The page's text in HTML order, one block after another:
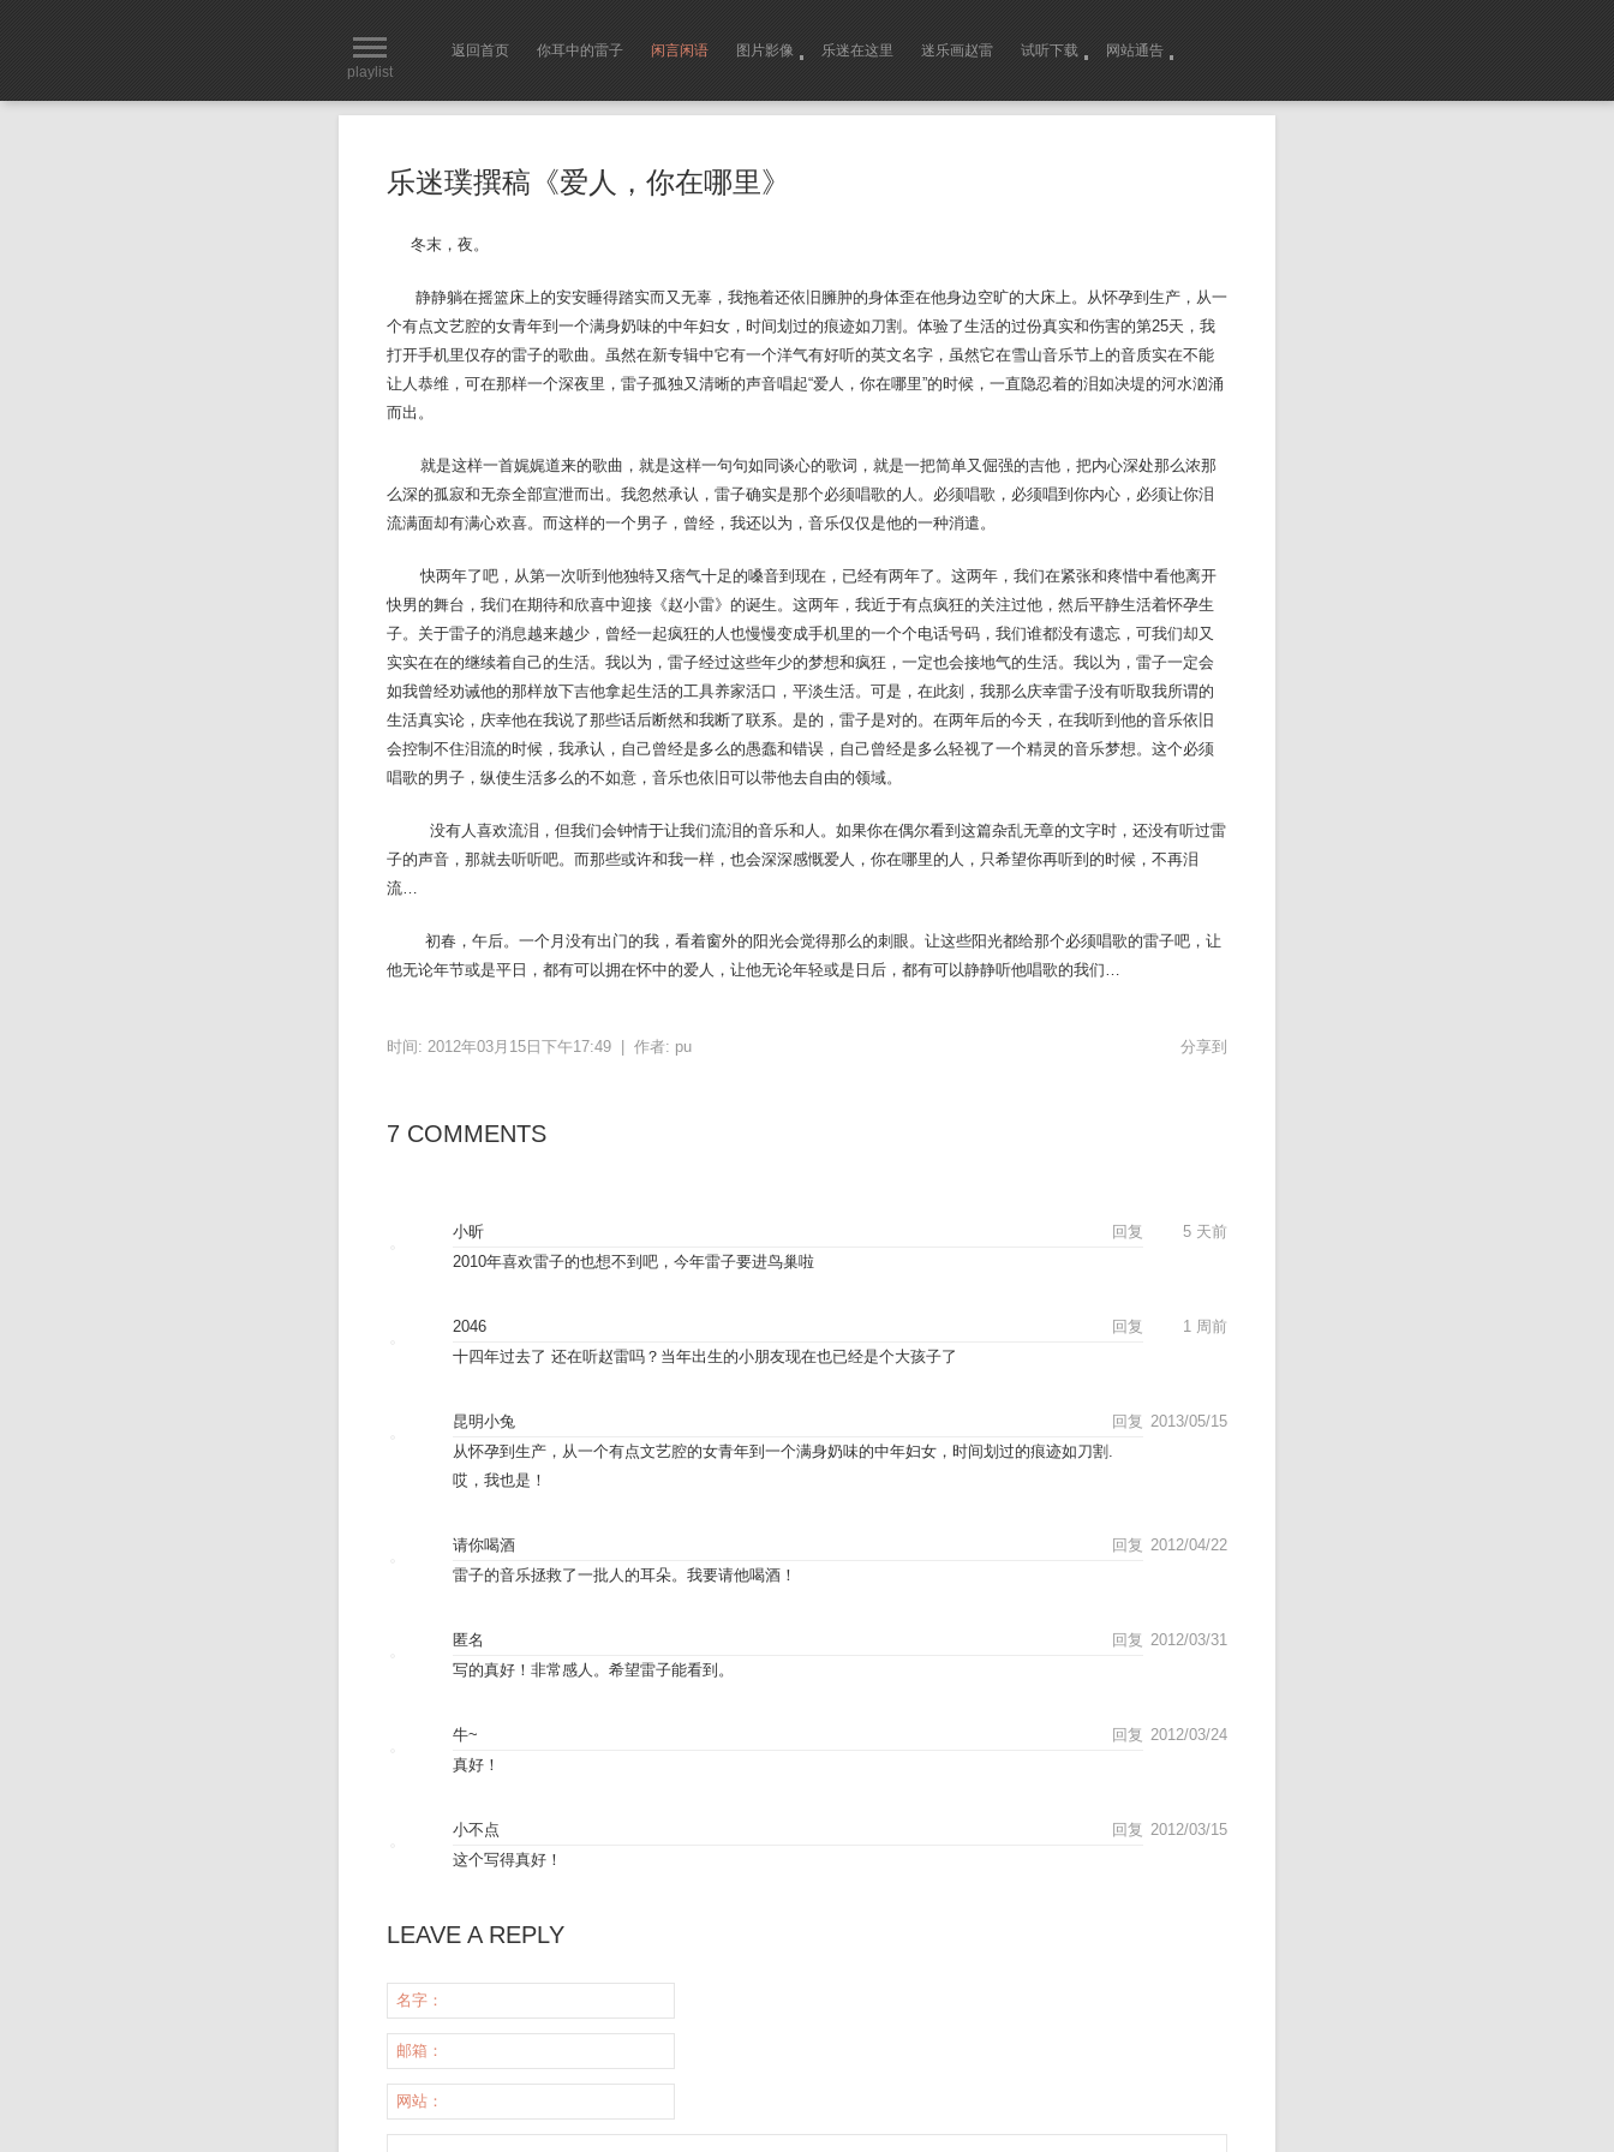
playlist
返回首页 你耳中的雷子 闲言闲语 图片影像 乐迷在这里 迷乐画赵雷 试听下载 网站通告
乐迷璞撰稿《爱人，你在哪里》
冬末，夜。
静静躺在摇篮床上的安安睡得踏实而又无辜，我拖着还依旧臃肿的身体歪在他身边空旷的大床上。从怀孕到生产，从一
个有点文艺腔的女青年到一个满身奶味的中年妇女，时间划过的痕迹如刀割。体验了生活的过份真实和伤害的第25天，我
打开手机里仅存的雷子的歌曲。虽然在新专辑中它有一个洋气有好听的英文名字，虽然它在雪山音乐节上的音质实在不能
让人恭维，可在那样一个深夜里，雷子孤独又清晰的声音唱起“爱人，你在哪里”的时候，一直隐忍着的泪如决堤的河水汹涌
而出。
就是这样一首娓娓道来的歌曲，就是这样一句句如同谈心的歌词，就是一把简单又倔强的吉他，把内心深处那么浓那
么深的孤寂和无奈全部宣泄而出。我忽然承认，雷子确实是那个必须唱歌的人。必须唱歌，必须唱到你内心，必须让你泪
流满面却有满心欢喜。而这样的一个男子，曾经，我还以为，音乐仅仅是他的一种消遣。
快两年了吧，从第一次听到他独特又痞气十足的嗓音到现在，已经有两年了。这两年，我们在紧张和疼惜中看他离开
快男的舞台，我们在期待和欣喜中迎接《赵小雷》的诞生。这两年，我近于有点疯狂的关注过他，然后平静生活着怀孕生
子。关于雷子的消息越来越少，曾经一起疯狂的人也慢慢变成手机里的一个个电话号码，我们谁都没有遗忘，可我们却又
实实在在的继续着自己的生活。我以为，雷子经过这些年少的梦想和疯狂，一定也会接地气的生活。我以为，雷子一定会
如我曾经劝诫他的那样放下吉他拿起生活的工具养家活口，平淡生活。可是，在此刻，我那么庆幸雷子没有听取我所谓的
生活真实论，庆幸他在我说了那些话后断然和我断了联系。是的，雷子是对的。在两年后的今天，在我听到他的音乐依旧
会控制不住泪流的时候，我承认，自己曾经是多么的愚蠢和错误，自己曾经是多么轻视了一个精灵的音乐梦想。这个必须
唱歌的男子，纵使生活多么的不如意，音乐也依旧可以带他去自由的领域。
没有人喜欢流泪，但我们会钟情于让我们流泪的音乐和人。如果你在偶尔看到这篇杂乱无章的文字时，还没有听过雷
子的声音，那就去听听吧。而那些或许和我一样，也会深深感慨爱人，你在哪里的人，只希望你再听到的时候，不再泪
流…
初春，午后。一个月没有出门的我，看着窗外的阳光会觉得那么的刺眼。让这些阳光都给那个必须唱歌的雷子吧，让
他无论年节或是平日，都有可以拥在怀中的爱人，让他无论年轻或是日后，都有可以静静听他唱歌的我们…
时间: 2012年03月15日下午17:49 | 作者: pu 分享到
7 COMMENTS
5 天前
小昕
回复
2010年喜欢雷子的也想不到吧，今年雷子要进鸟巢啦
1 周前
2046
回复
十四年过去了 还在听赵雷吗？当年出生的小朋友现在也已经是个大孩子了
2013/05/15
昆明小兔
回复
从怀孕到生产，从一个有点文艺腔的女青年到一个满身奶味的中年妇女，时间划过的痕迹如刀割.
哎，我也是！
2012/04/22
请你喝酒
回复
雷子的音乐拯救了一批人的耳朵。我要请他喝酒！
2012/03/31
匿名
回复
写的真好！非常感人。希望雷子能看到。
2012/03/24
牛~
回复
真好！
2012/03/15
小不点
回复
这个写得真好！
LEAVE A REPLY
名字：
邮箱：
网站：